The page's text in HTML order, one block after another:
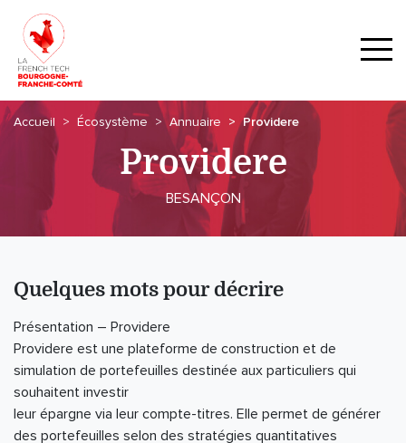
Accueil Écosystème Annuaire Providere
Providere
BESANÇON
Quelques mots pour décrire
Présentation – Providere
Providere est une plateforme de construction et de
simulation de portefeuilles destinée aux particuliers qui
souhaitent investir
leur épargne via leur compte-titres. Elle permet de générer
des portefeuilles selon des stratégies quantitatives